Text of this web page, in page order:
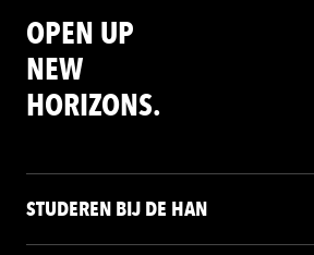
OPEN UP
NEW
HORIZONS.
STUDEREN BIJ DE HAN